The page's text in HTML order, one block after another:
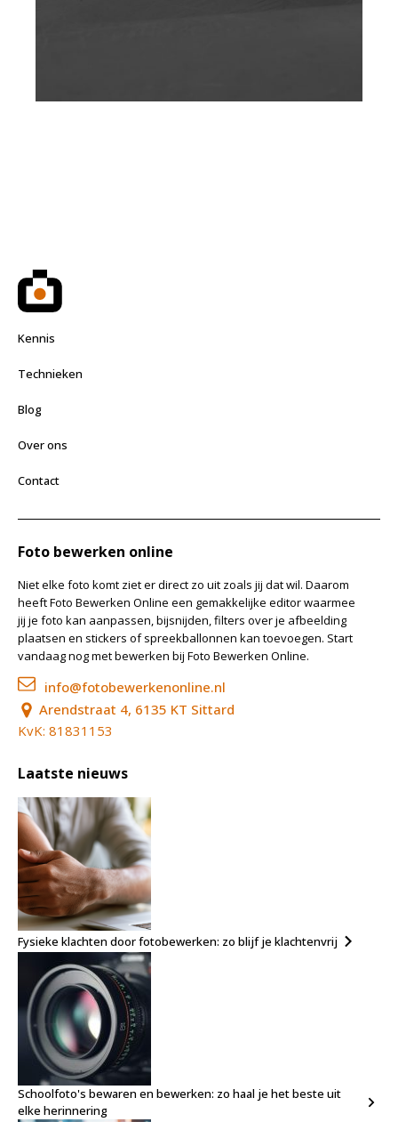
Kennis
Technieken
Blog
Over ons
Contact
Foto bewerken online
Niet elke foto komt ziet er direct zo uit zoals jij dat wil. Daarom
heeft Foto Bewerken Online een gemakkelijke editor waarmee
jij je foto kan aanpassen, bijsnijden, filters over je afbeelding
plaatsen en stickers of spreekballonnen kan toevoegen. Start
vandaag nog met bewerken bij Foto Bewerken Online.
info@fotobewerkenonline.nl
Arendstraat 4, 6135 KT Sittard
KvK: 81831153
Laatste nieuws
Fysieke klachten door fotobewerken: zo blijf je klachtenvrij
Schoolfoto's bewaren en bewerken: zo haal je het beste uit
elke herinnering